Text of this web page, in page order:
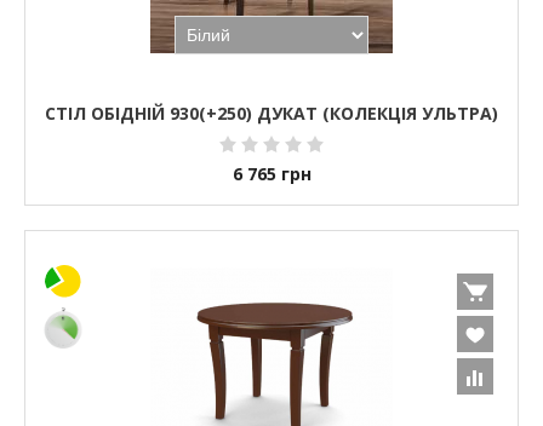
СТІЛ ОБІДНІЙ 930(+250) ДУКАТ (КОЛЕКЦІЯ УЛЬТРА)
6 765 грн